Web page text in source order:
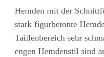
Hemden mit der
stark figurbetonte
Taillenbereich sehr
engen Hemdenstil sind